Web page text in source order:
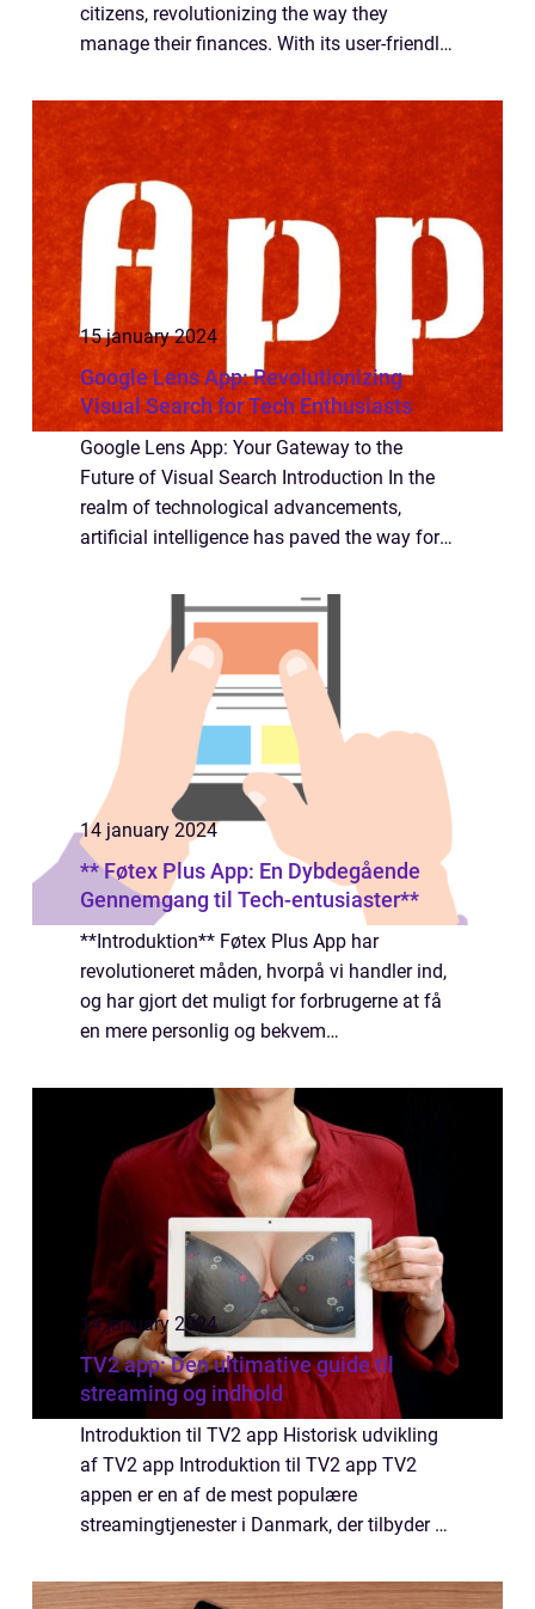
citizens, revolutionizing the way they
manage their finances. With its user-friendly
security measures, the app has gain...
15 january 2024
Google Lens App: Revolutionizing
Visual Search for Tech Enthusiasts
Google Lens App: Your Gateway to the
Future of Visual Search Introduction In the
realm of technological advancements,
artificial intelligence has paved the way for
innovation is the Google Lens app, which
14 january 2024
** Føtex Plus App: En Dybdegående
Gennemgang til Tech-entusiaster**
**Introduktion** Føtex Plus App har
revolutioneret måden, hvorpå vi handler ind,
og har gjort det muligt for forbrugerne at få
en mere personlig og bekvem
omfattende artikel præsenterer en detaljeret
gennemgang af Fø...
14 january 2024
TV2 app: Den ultimative guide til
streaming og indhold
Introduktion til TV2 app Historisk udvikling
af TV2 app Introduktion til TV2 app TV2
appen er en af de mest populære
streamingtjenester i Danmark, der tilbyder et
nyheder, underholdning, sport og meget